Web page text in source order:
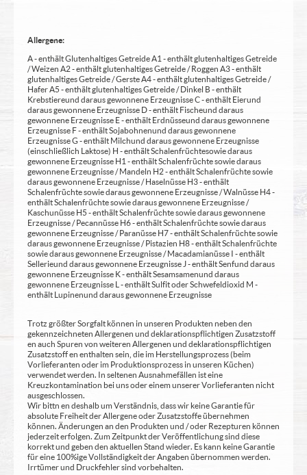
Allergene:
A - enthält Glutenhaltiges Getreide A1 - enthält glutenhaltiges Getreide
/ Weizen A2 - enthält glutenhaltiges Getreide / Roggen A3 - enthält
glutenhaltiges Getreide / Gerste A4 - enthält glutenhaltiges Getreide /
Hafer A5 - enthält glutenhaltiges Getreide / Dinkel B - enthält
Krebstiere und daraus gewonnene Erzeugnisse C - enthält Eier und
daraus gewonnene Erzeugnisse D - enthält Fische und daraus
gewonnene Erzeugnisse E - enthält Erdnüsse und daraus gewonnene
Erzeugnisse F - enthält Sojabohnen und daraus gewonnene
Erzeugnisse G - enthält Milch und daraus gewonnene Erzeugnisse
(einschließlich Laktose) H - enthält Schalenfrüchte sowie daraus
gewonnene Erzeugnisse H1 - enthält Schalenfrüchte sowie daraus
gewonnene Erzeugnisse / Mandeln H2 - enthält Schalenfrüchte sowie
daraus gewonnene Erzeugnisse / Haselnüsse H3 - enthält
Schalenfrüchte sowie daraus gewonnene Erzeugnisse / Walnüsse H4 -
enthält Schalenfrüchte sowie daraus gewonnene Erzeugnisse /
Kaschunüsse H5 - enthält Schalenfrüchte sowie daraus gewonnene
Erzeugnisse / Pecannüsse H6 - enthält Schalenfrüchte sowie daraus
gewonnene Erzeugnisse / Paranüsse H7 - enthält Schalenfrüchte sowie
daraus gewonnene Erzeugnisse / Pistazien H8 - enthält Schalenfrüchte
sowie daraus gewonnene Erzeugnisse / Macadamianüsse I - enthält
Sellerie und daraus gewonnene Erzeugnisse J - enthält Senf und daraus
gewonnene Erzeugnisse K - enthält Sesamsamen und daraus
gewonnene Erzeugnisse L - enthält Sulfit oder Schwefeldioxid M -
enthält Lupinen und daraus gewonnene Erzeugnisse
Trotz größter Sorgfalt können in unseren Produkten neben den
gekennzeichneten Allergenen und deklarationspflichtigen Zusatzstoff
en auch Spuren von weiteren Allergenen und deklarationspflichtigen
Zusatzstoff en enthalten sein, die im Herstellungsprozess (beim
Vorlieferanten oder im Produktionsprozess in unseren Küchen)
verwendet werden. In seltenen Ausnahmefällen ist eine
Kreuzkontamination bei uns oder einem unserer Vorlieferanten nicht
ausgeschlossen.
Wir bittn en deshalb um Verständnis, dass wir keine Garantie für
absolute Freiheit der Allergene oder Zusatzstoffe übernehmen
können. Änderungen an den Produkten und / oder Rezepturen können
jederzeit erfolgen. Zum Zeitpunkt der Veröffentlichung sind diese
korrekt und geben den aktuellen Stand wieder. Es kann keine Garantie
für eine 100%ige Vollständigkeit der Angaben übernommen werden.
Irrtümer und Druckfehler sind vorbehalten.